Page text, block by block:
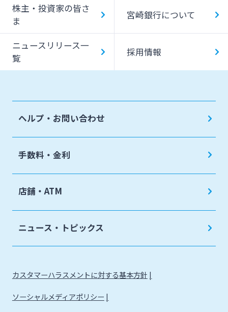
株主・投資家の皆さ
ま
宮崎銀行について
ニュースリリース一
覧
採用情報
ヘルプ・お問い合わせ
手数料・金利
店舗・ATM
ニュース・トピックス
カスタマーハラスメントに対する基本方針
ソーシャルメディアポリシー